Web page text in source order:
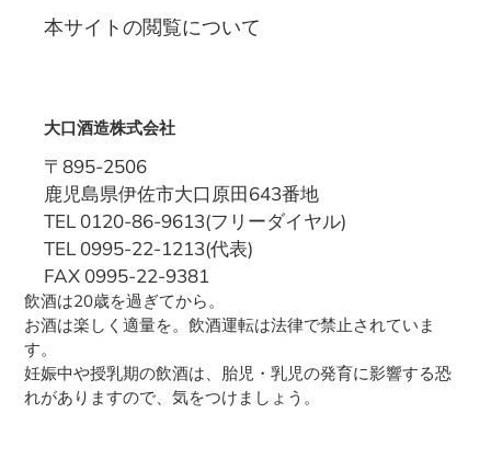
本サイトの閲覧について
大口酒造株式会社
〒895-2506
鹿児島県伊佐市大口原田643番地
TEL 0120-86-9613(フリーダイヤル)
TEL 0995-22-1213(代表)
FAX 0995-22-9381
飲酒は20歳を過ぎてから。
お酒は楽しく適量を。飲酒運転は法律で禁止されていま
す。
妊娠中や授乳期の飲酒は、胎児・乳児の発育に影響する恐
れがありますので、気をつけましょう。